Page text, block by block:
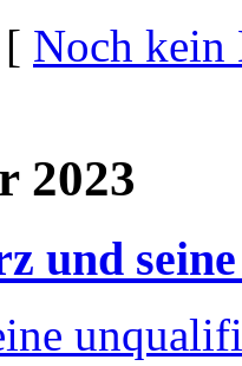
Noch kein
2023
und